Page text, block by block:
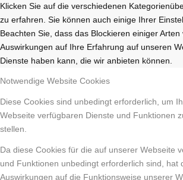
Klicken Sie auf die verschiedenen
zu erfahren. Sie können auch einige Ihrer
Beachten Sie, dass das Blockieren einiger Arten
Auswirkungen auf Ihre Erfahrung auf unseren
Dienste haben kann, die wir anbieten können.
Notwendige Website Cookies
Diese Cookies sind unbedingt erforderlich, um
Webseite verfügbaren Dienste und Funktionen
stellen.
Da diese Cookies für die auf unserer Webseite
und Funktionen unbedingt erforderlich sind, hat
Auswirkungen auf die Funktionsweise unserer